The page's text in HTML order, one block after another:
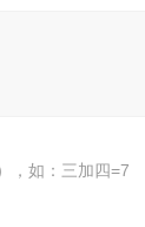
，如：三加四=7